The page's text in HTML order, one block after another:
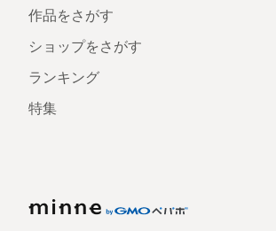
作品をさがす
ショップをさがす
ランキング
特集